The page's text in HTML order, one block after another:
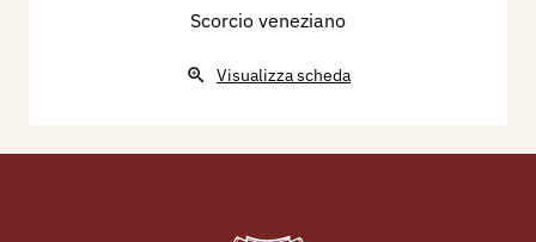
Scorcio veneziano
Visualizza scheda